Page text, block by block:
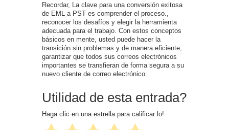
Recordar, La clave para una conversión exitosa
de EML a PST es comprender el proceso.,
reconocer los desafíos y elegir la herramienta
adecuada para el trabajo. Con estos conceptos
básicos en mente, usted puede hacer la
transición sin problemas y de manera eficiente,
garantizar que todos sus correos electrónicos
importantes se transfieran de forma segura a su
nuevo cliente de correo electrónico.
Utilidad de esta entrada?
Haga clic en una estrella para calificar lo!